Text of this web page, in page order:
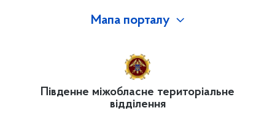
Мапа порталу
Південне міжобласне територіальне
відділення